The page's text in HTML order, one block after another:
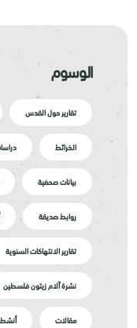
الوسوم
تقارير حول القدس
الخرائط
بيانات صحفية
روابط صديقة
تقارير الانتهاكات السنوية
نشرة آلام زيتون فلسطين
مقالات